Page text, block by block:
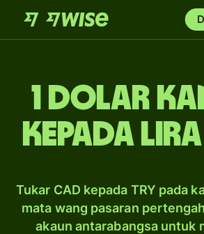
1 dolar
kepada
Tukar CAD kepada TRY pada
mata wang pasaran
akaun antarabangsa untuk